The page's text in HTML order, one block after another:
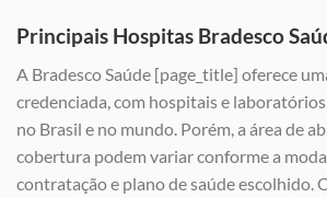
Principais Hospitas Bradesco
A Bradesco Saúde [page_title] oferece
credenciada, com hospitais e
no Brasil e no mundo. Porém, a área de
cobertura podem variar conforme a
contratação e plano de saúde escolhido.